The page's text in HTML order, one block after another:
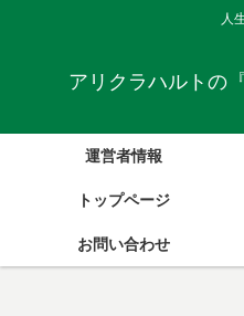
人
アリクラハルトの
運営者情報
トップページ
お問い合わせ